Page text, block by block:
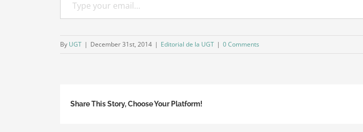
By UGT | December 31st, 2014 | Editorial de la UGT | 0 Comments
Share This Story, Choose Your Platform!